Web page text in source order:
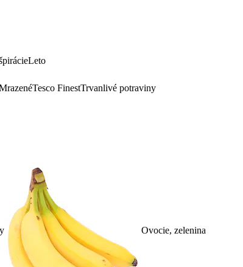
Leto
Tesco FinestTrvanlivé potraviny
Ovocie, zelenina